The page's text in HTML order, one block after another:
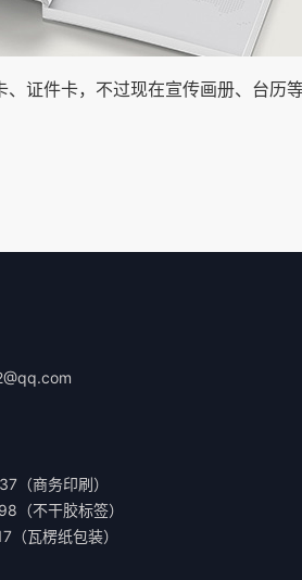
证件卡，不过现在宣传画册、台历
（商务印刷）
（不干胶标签）
（瓦楞纸包装）